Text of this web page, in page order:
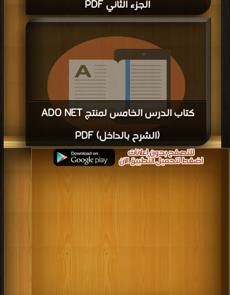
الجزء الثاني PDF
كتاب الدرس الخامس لمنتج ADO NET
(الشرح بالداخل) PDF
قراءة و تحميل كتاب كتاب الدرس الخامس لمنتج ADO NET (الشرح بالداخل) PDF
مجانا | مكتبة >كتب في تحميل| التحميل : مرة/مرات